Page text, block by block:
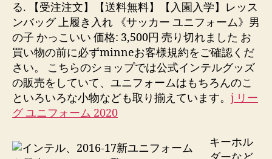
る. 【受注注文】【送料無料】【入園入学】レッス
ンバッグ 上履き入れ 《サッカー ユニフォーム》男
の子 かっこいい 価格: 3,500円 売り切れました お
買い物の前に必ずminneお客様規約をご確認くだ
さい。 こちらのショップでは公式インテルグッズ
の販売をしていて、ユニフォームはもちろんのこ
といろいろな小物なども取り揃えています。 j リー
グ ユニフォーム 2020
キーホル